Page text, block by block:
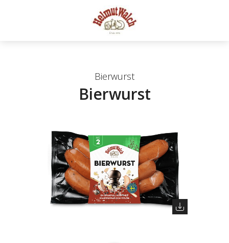
Bierwurst
Bierwurst